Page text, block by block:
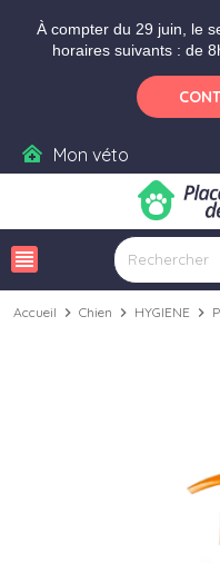
À compter du 29 juin, le
horaires suivants : de
Mon véto
view_headline
Accueil chevron_right Chien chevron_right HYGIENE chevron_right